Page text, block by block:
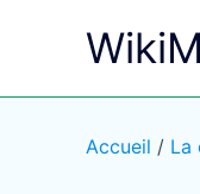
Accueil / La